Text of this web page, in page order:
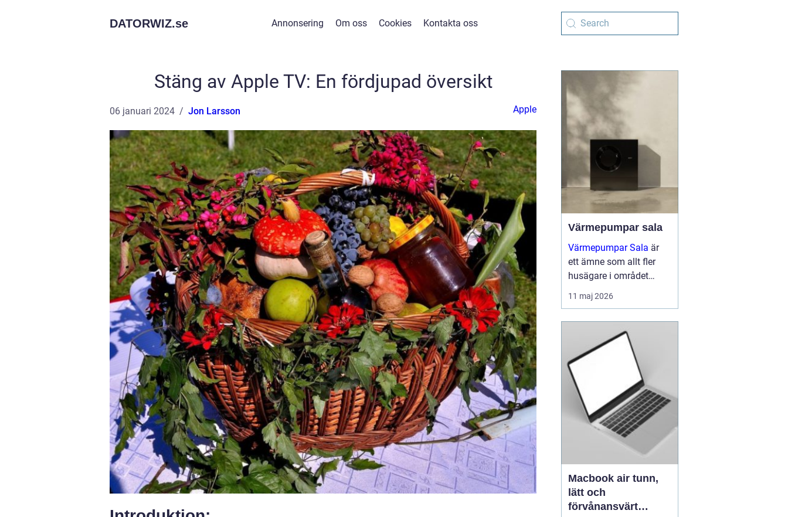
DATORWIZ.se Annonsering Om oss Cookies Kontakta oss
Stäng av Apple TV: En fördjupad översikt
06 januari 2024 Jon Larsson Apple
Värmepumpar sala
Värmepumpar Sala är
ett ämne som allt fler
husägare i området
intresserar sig för när
energipriserna stiger och
lösningar ökar. Många
vill sänka sina
värmeko...
11 maj 2026
Macbook air tunn,
lätt och
förvånansvärt